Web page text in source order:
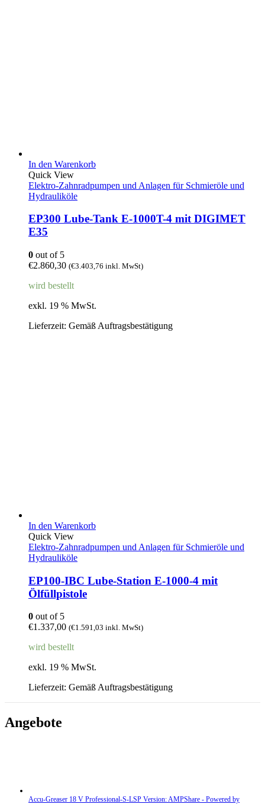
In den Warenkorb
Quick View
Elektro-Zahnradpumpen und Anlagen für Schmieröle und
Hydrauliköle
EP300 Lube-Tank E-1000T-4 mit DIGIMET
E35
0 out of 5
€2.860,30 (€3.403,76 inkl. MwSt)
wird bestellt
exkl. 19 % MwSt.
Lieferzeit: Gemäß Auftragsbestätigung
In den Warenkorb
Quick View
Elektro-Zahnradpumpen und Anlagen für Schmieröle und
Hydrauliköle
EP100-IBC Lube-Station E-1000-4 mit
Ölfüllpistole
0 out of 5
€1.337,00 (€1.591,03 inkl. MwSt)
wird bestellt
exkl. 19 % MwSt.
Lieferzeit: Gemäß Auftragsbestätigung
Angebote
Accu-Greaser 18 V Professional-S-LSP Version: AMPShare - Powered by